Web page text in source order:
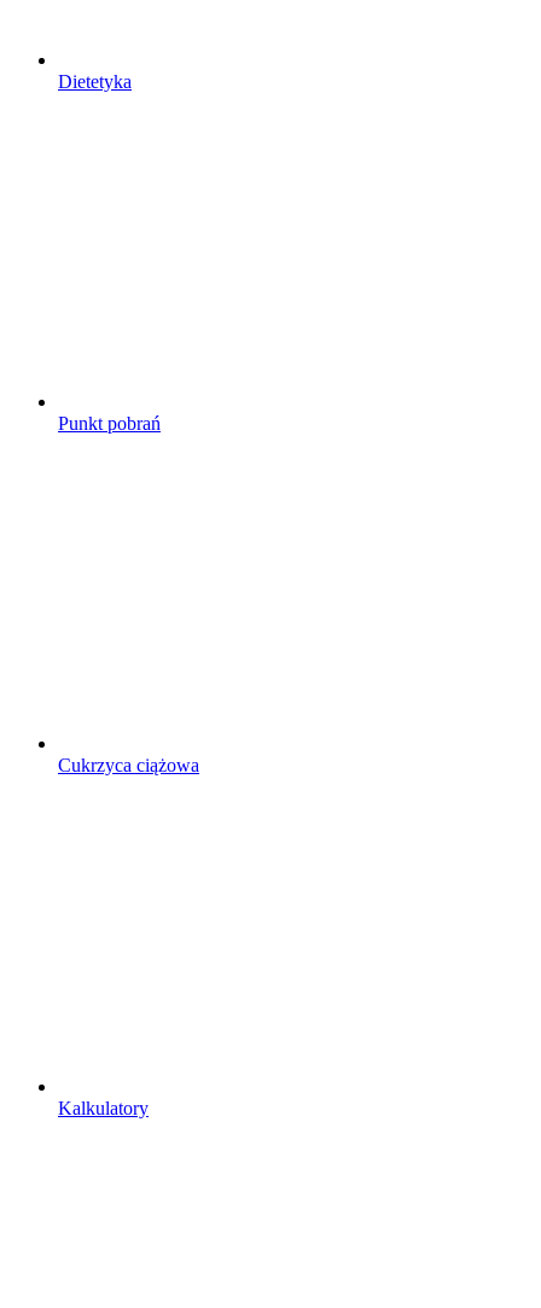
Dietetyka
Punkt pobrań
Cukrzyca ciążowa
Kalkulatory